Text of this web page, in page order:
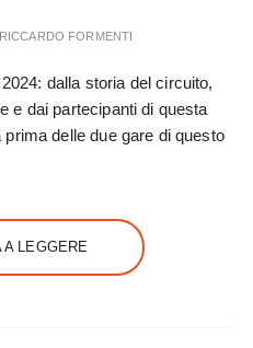
RICCARDO FORMENTI
dalla storia del circuito,
e dai partecipanti di questa
delle due gare di questo
A LEGGERE